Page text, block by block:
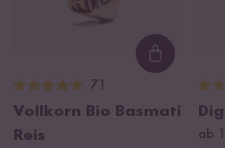
71
Vollkorn Bio Basmati
Reis
ab